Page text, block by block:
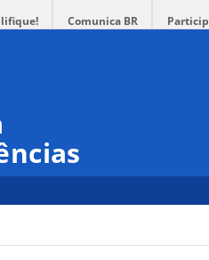
Comunica BR